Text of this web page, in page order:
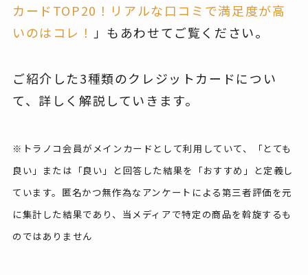
カードTOP20！リアルな口コミで満足度が高
いのはコレ！ 」もあわせてご覧ください。
ご紹介した3種類のクレジットカードについ
て、詳しく解説していきます。
※トラノコ会員がメインカードとして利用していて、「とても
良い」または「良い」と回答した結果を「おすすめ」と定義し
ています。匿名かつ無作為なアンケートによる第三者評価を元
に集計した結果であり、当メディアで特定の商品を斡旋するも
のではありません